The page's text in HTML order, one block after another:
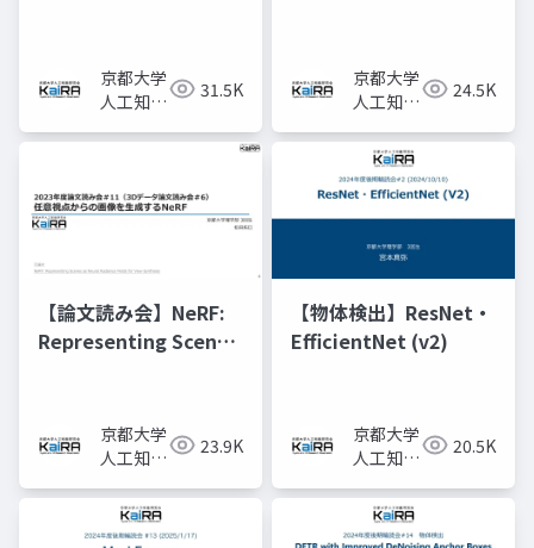
weather forecasting
京都大学
人工知能
KaiRA
31.5K
京都大学
人工知能
KaiRA
24.5K
【論文読み会】NeRF:
Representing Scenes
Synthesis京都大学
人工知能
KaiRA
23.9K
【物体検出】ResNet・
EfficientNet (v2)
京都大学
人工知能
KaiRA
20.5K